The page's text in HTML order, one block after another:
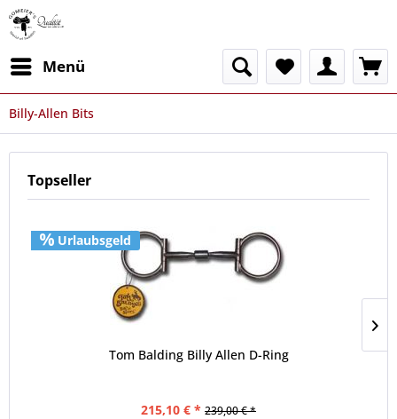
Menü
Billy-Allen Bits
Topseller
Urlaubsgeld
Tom Balding Billy Allen D-Ring
215,10 € * 239,00 € *